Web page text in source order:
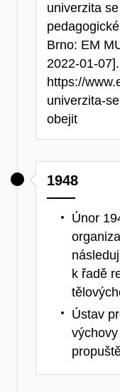
univerzita
Brno: EM
2022-01-
https://
univerzita-
obejit
1948
Únor
k řadě
Ústav